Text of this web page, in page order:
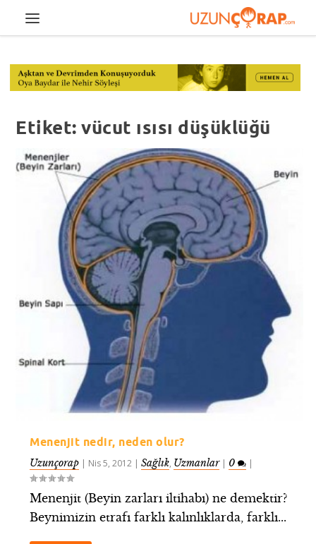
Etiket:vücut ısısı düşüklüğü
Menenjit nedir, neden olur?
Uzunçorap | Nis 5, 2012 |Sağlık, Uzmanlar| 0 |
Menenjit (Beyin zarları iltihabı) ne demektir?
Beynimizin etrafı farklı kalınlıklarda, farklı...